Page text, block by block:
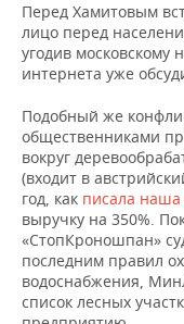
Перед Хамитовым
лицо перед
угодив московскому
интернета уже
Подобный же
общественниками
вокруг
(входит в
год, как писала наша
выручку на 350%.
«СтопКроношпан»
последним правил
водоснабжения,
список лесных